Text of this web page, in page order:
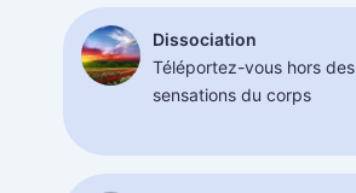
Dissociation
Téléportez-vous hors des
sensations du corps